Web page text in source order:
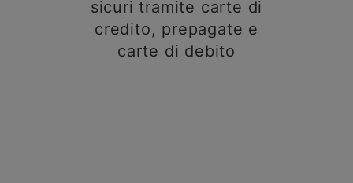
sicuri tramite carte di
credito, prepagate e
carte di debito